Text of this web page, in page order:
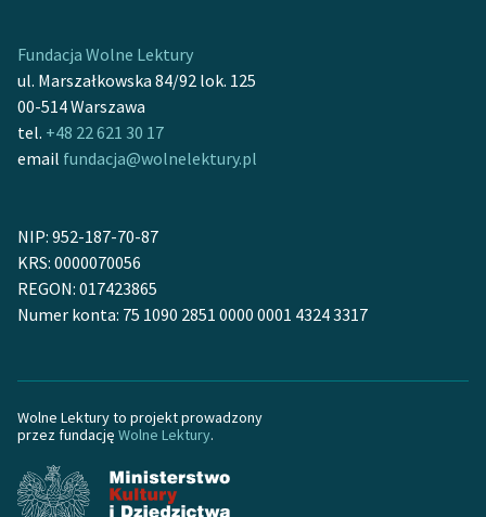
Deklaracja dostępności
Fundacja Wolne Lektury
ul. Marszałkowska 84/92 lok. 125
00-514 Warszawa
tel. +48 22 621 30 17
email fundacja@wolnelektury.pl
NIP: 952-187-70-87
KRS: 0000070056
REGON: 017423865
Numer konta: 75 1090 2851 0000 0001 4324 3317
Wolne Lektury to projekt prowadzony
przez fundację Wolne Lektury.